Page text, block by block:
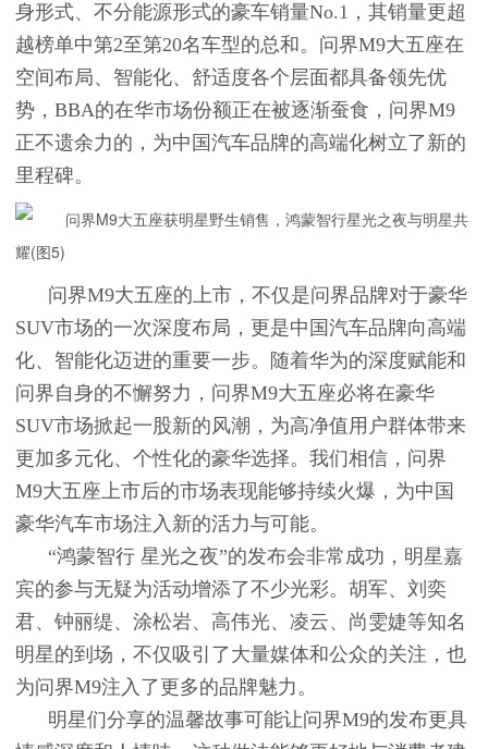
身形式、不分能源形式的豪车销量No.1，其销量更超
越榜单中第2至第20名车型的总和。问界M9大五座在
空间布局、智能化、舒适度各个层面都具备领先优
势，BBA的在华市场份额正在被逐渐蚕食，问界M9
正不遗余力的，为中国汽车品牌的高端化树立了新的
里程碑。
问界M9大五座的上市，不仅是问界品牌对于豪华
SUV市场的一次深度布局，更是中国汽车品牌向高端
化、智能化迈进的重要一步。随着华为的深度赋能和
问界自身的不懈努力，问界M9大五座必将在豪华
SUV市场掀起一股新的风潮，为高净值用户群体带来
更加多元化、个性化的豪华选择。我们相信，问界
M9大五座上市后的市场表现能够持续火爆，为中国
豪华汽车市场注入新的活力与可能。
“鸿蒙智行 星光之夜”的发布会非常成功，明星嘉
宾的参与无疑为活动增添了不少光彩。胡军、刘奕
君、钟丽缇、涂松岩、高伟光、凌云、尚雯婕等知名
明星的到场，不仅吸引了大量媒体和公众的关注，也
为问界M9注入了更多的品牌魅力。
明星们分享的温馨故事可能让问界M9的发布更具